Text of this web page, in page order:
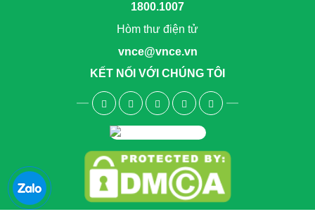
1800.1007
Hòm thư điện tử
vnce@vnce.vn
KẾT NỐI VỚI CHÚNG TÔI